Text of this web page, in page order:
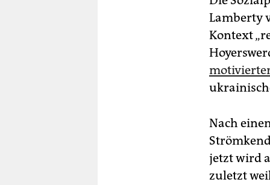
Lamberty
Kontext
Nach
jetzt wird
zuletzt